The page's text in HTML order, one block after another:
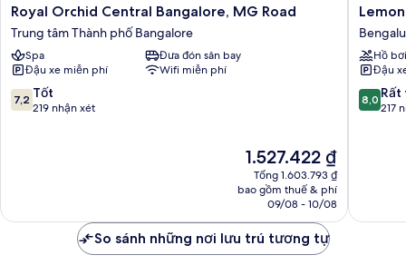
Royal
Orchid
Central
Bangalore,
MG
Road
Trung
Royal Orchid Central Bangalore, MG Road
Trung tâm Thành phố Bangalore
Spa
Đưa đón sân bay
Đậu xe miễn phí
Wifi miễn phí
7.2
trên
7,2 Tốt
219 nhận xét
Giá
hiện
tại
1.527.422 ₫
1.527.422 ₫
Tổng 1.603.793 ₫
bao gồm thuế & phí
09/08 - 10/08
Lemon
Tree
Premier,
Ulsoor
Lake,
Hồ bơi
Đậu
8.0
trên
8,0 Rất
217
So sánh những nơi lưu trú tương tự